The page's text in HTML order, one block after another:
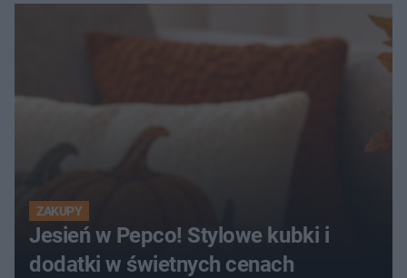
ZAKUPY
Jesień w Pepco! Stylowe kubki i
dodatki w świetnych cenach